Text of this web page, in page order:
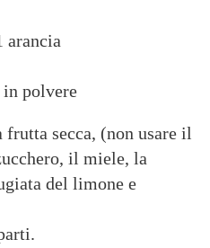
arancia
in polvere
secca, (non usare il
il miele, la
del limone e